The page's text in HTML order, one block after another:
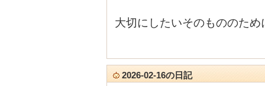
大切にしたいそのもののため
2026-02-16の日記